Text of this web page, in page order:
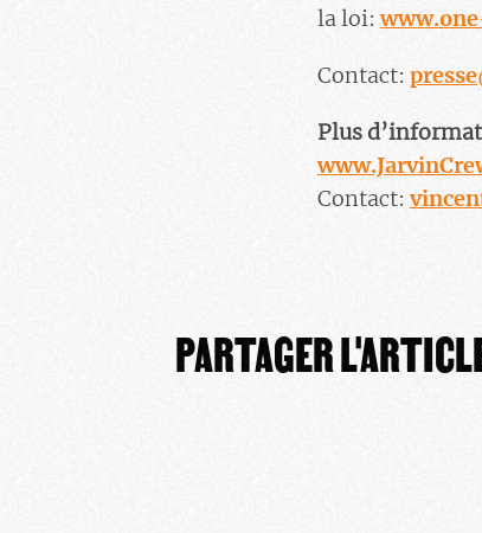
la loi:
Contact:
Plus
Contact:
PARTAGER